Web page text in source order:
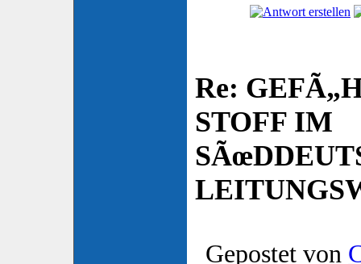
Re:
STOFF IM
Gepostet von